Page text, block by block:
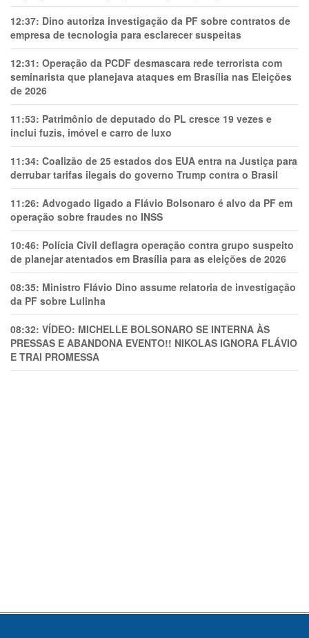
12:37: Dino autoriza investigação da PF sobre contratos de
empresa de tecnologia para esclarecer suspeitas
12:31: Operação da PCDF desmascara rede terrorista com
seminarista que planejava ataques em Brasília nas Eleições
de 2026
11:53: Patrimônio de deputado do PL cresce 19 vezes e
inclui fuzis, imóvel e carro de luxo
11:34: Coalizão de 25 estados dos EUA entra na Justiça para
derrubar tarifas ilegais do governo Trump contra o Brasil
11:26: Advogado ligado a Flávio Bolsonaro é alvo da PF em
operação sobre fraudes no INSS
10:46: Polícia Civil deflagra operação contra grupo suspeito
de planejar atentados em Brasília para as eleições de 2026
08:35: Ministro Flávio Dino assume relatoria de investigação
da PF sobre Lulinha
08:32: VÍDEO: MICHELLE BOLSONARO SE INTERNA ÀS
PRESSAS E ABANDONA EVENTO!! NIKOLAS IGNORA FLÁVIO
E TRAl PROMESSA